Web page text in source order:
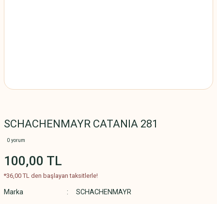
SCHACHENMAYR CATANIA 281
0 yorum
100,00 TL
*36,00 TL den başlayan taksitlerle!
Marka SCHACHENMAYR